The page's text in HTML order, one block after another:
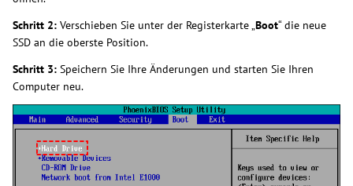
Schritt 2: Verschieben Sie unter der Registerkarte „ Boot“ die neue
SSD an die oberste Position.
Schritt 3: Speichern Sie Ihre Änderungen und starten Sie Ihren
Computer neu.